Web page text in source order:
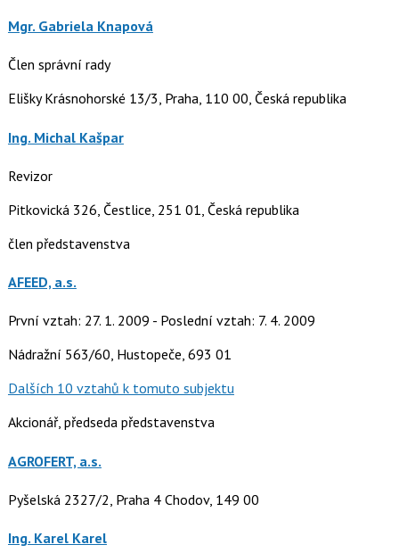
Mgr. Gabriela Knapová
Člen správní rady
Elišky Krásnohorské 13/3, Praha, 110 00, Česká republika
Ing. Michal Kašpar
Revizor
Pitkovická 326, Čestlice, 251 01, Česká republika
člen představenstva
AFEED, a.s.
První vztah: 27. 1. 2009 - Poslední vztah: 7. 4. 2009
Nádražní 563/60, Hustopeče, 693 01
Dalších 10 vztahů k tomuto subjektu
Akcionář, předseda představenstva
AGROFERT, a.s.
Pyšelská 2327/2, Praha 4 Chodov, 149 00
Ing. Karel Karel